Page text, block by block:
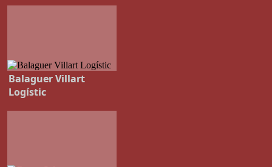
Balaguer Villart
Logístic